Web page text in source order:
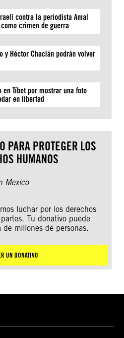
contra la periodista Amal
crimen de guerra
y Héctor Chaclán podrán volver
en Tíbet por mostrar una foto
en libertad
PARA PROTEGER LOS
HUMANOS
luchar por los derechos
Tu donativo puede
de millones de personas.
UN DONATIVO